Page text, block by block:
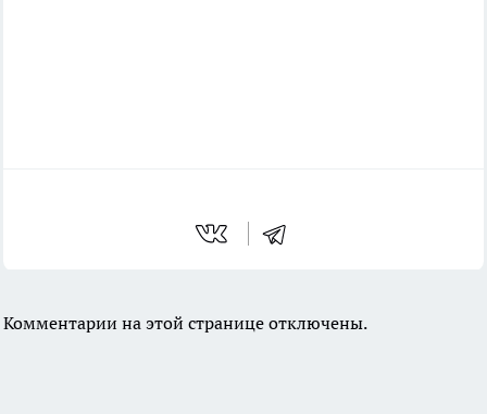
Комментарии на этой странице отключены.